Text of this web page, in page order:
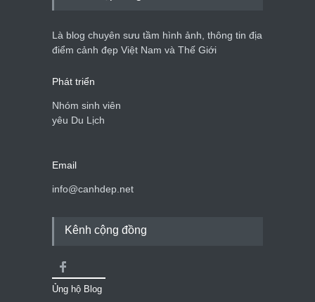
Là blog chuyên sưu tầm hình ảnh, thông tin địa
điểm cảnh đẹp Việt Nam và Thế Giới
Phát triển
Nhóm sinh viên
yêu Du Lịch
Email
info@canhdep.net
Kênh cộng đồng
Ủng hộ Blog